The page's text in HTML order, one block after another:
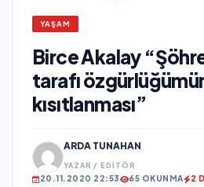
YAŞAM
Birce Akalay
tarafı
kısıtlanması”
ARDA TUNAHAN
YAZAR / EDITÖR
20.11.2020 22:53 65 OKUNMA 2